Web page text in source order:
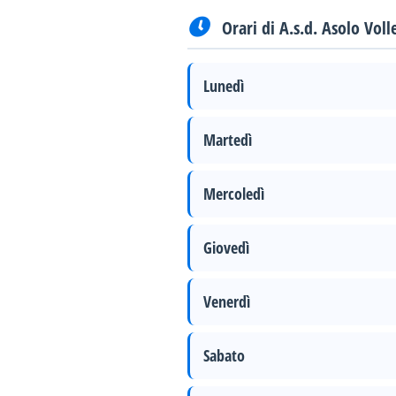
Orari di A.s.d. Asolo
Lunedì
Martedì
Mercoledì
Giovedì
Venerdì
Sabato